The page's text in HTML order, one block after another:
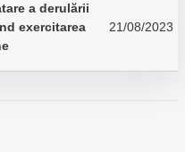
a derulării
exercitarea
21/08/2023